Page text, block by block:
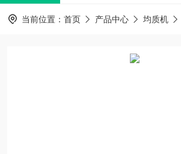
当前位置： 首页 产品中心 均质机